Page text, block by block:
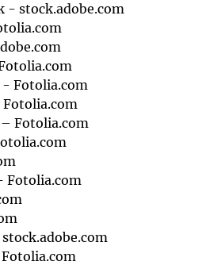
- stock.adobe.com
Fotolia.com
Fotolia.com
Fotolia.com